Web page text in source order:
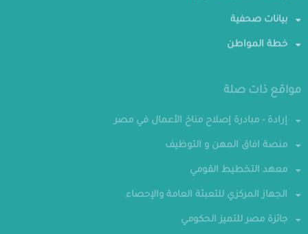
بيانات صحفية
خطة المواطن
مواقع ذات صلة
إرادة - مبادرة إصلاح مناخ الأعمال في مصر
معهد التخطيط القومي
الجهاز المركزي للتعبئة العامة والإحصاء
جائزة مصر للتميز الحكومي